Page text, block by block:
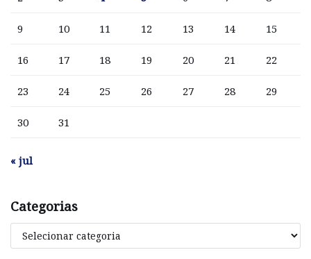
9 10 11 12 13 14 15
16 17 18 19 20 21 22
23 24 25 26 27 28 29
30 31
« jul
Categorias